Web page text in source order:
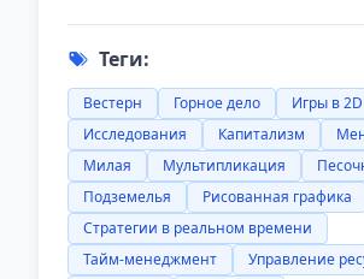
Теги:
Вестерн Горное дело
Игры в 2D
Исследования
Капитализм
Милая
Мультипликация
Подземелья
Рисованная графика
Стратегии в реальном времени
Тайм-менеджмент
Управление